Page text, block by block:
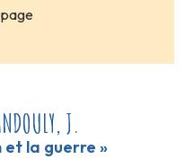
J.
et la guerre »